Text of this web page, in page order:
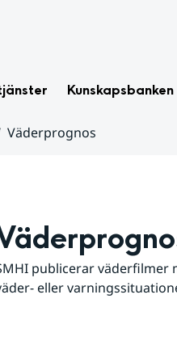
Kunskapsbanken
Väderprognos
publicerar väderfilmer
eller